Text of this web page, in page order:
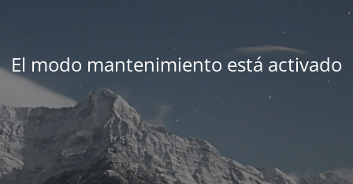
El modo mantenimiento está activado